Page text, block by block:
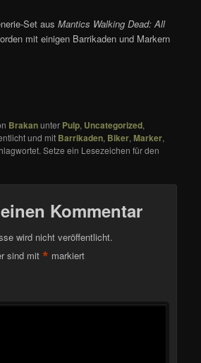
Set ausMantics Walking Dead: All
mit einigen Barrikaden und Markern
Brakanunter Pulp, Uncategorized,
und mit Barrikaden, Biker,Marker,
Setze ein Lesezeichen für den
Kommentar
wird nicht veröffentlicht.
sind mit* markiert